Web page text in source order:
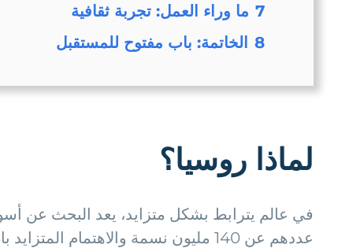
7 ما وراء العمل: تجربة ثقافية
8
الخاتمة: باب مفتوح للمستقبل
لماذا روسيا؟
في عالم يترابط بشكل متزايد، يعد البحث عن
عددهم عن 140 مليون نسمة والاهتمام المتزايد بالمنتجات الأوروبية ذات الجودة، تمثل